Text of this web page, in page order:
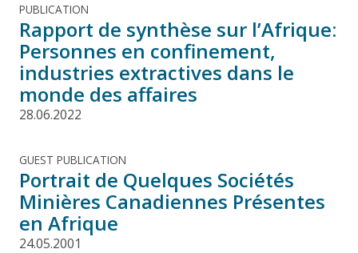
PUBLICATION
Rapport de synthèse sur l’Afrique:
Personnes en confinement,
industries extractives dans le
monde des affaires
28.06.2022
GUEST PUBLICATION
Portrait de Quelques Sociétés
Minières Canadiennes Présentes
en Afrique
24.05.2001